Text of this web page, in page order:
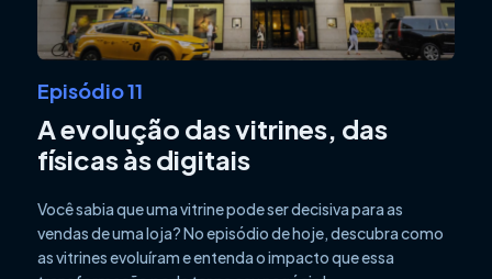
Episódio 11
A evolução das vitrines, das
físicas às digitais
Você sabia que uma vitrine pode ser decisiva para as
vendas de uma loja? No episódio de hoje, descubra como
as vitrines evoluíram e entenda o impacto que essa